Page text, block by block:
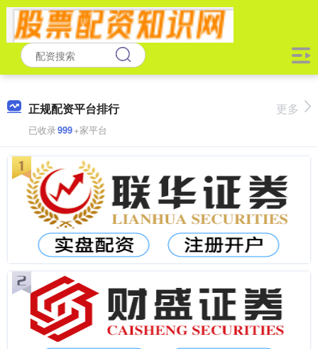
正规配资平台排行
已收录999+家平台
更多